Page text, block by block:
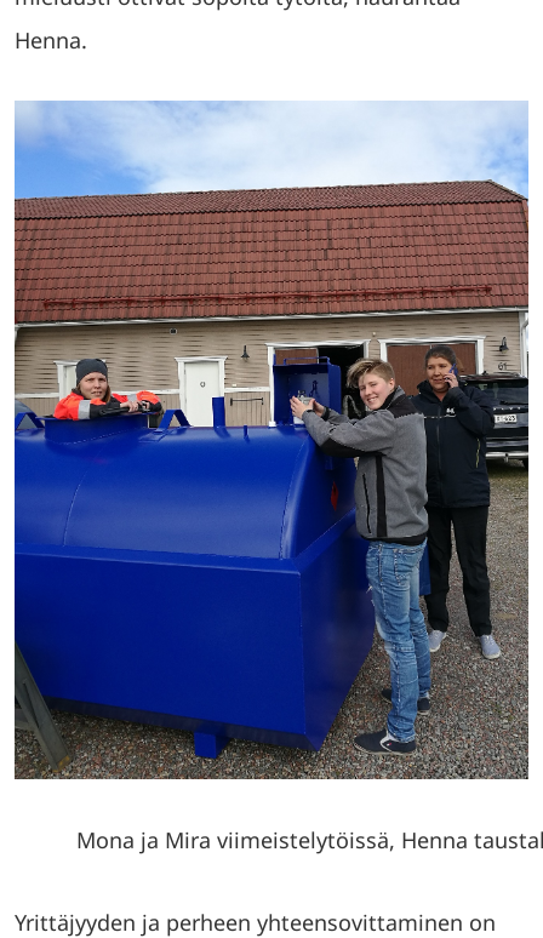
Henna.
Mona ja Mira viimeistelytöissä, Henna
Yrittäjyyden ja perheen yhteensovittaminen on